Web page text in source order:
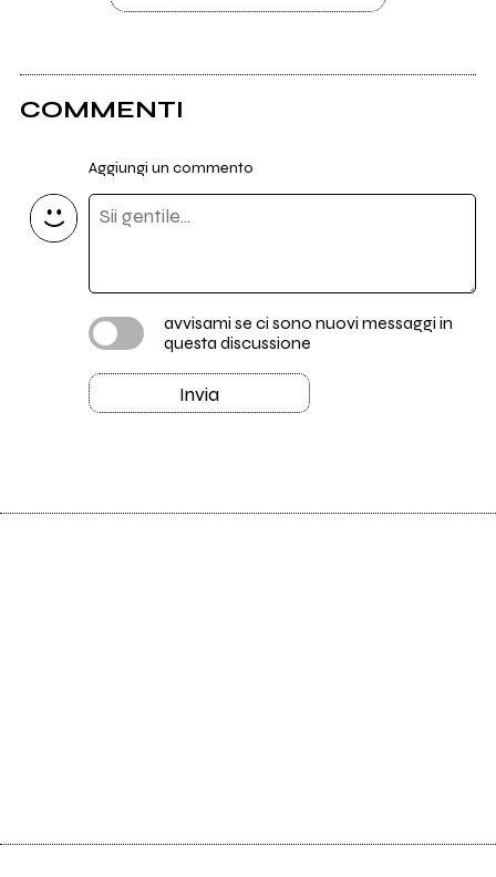
COMMENTI
Aggiungi un commento
avvisami se ci sono nuovi messaggi in
questa discussione
Invia